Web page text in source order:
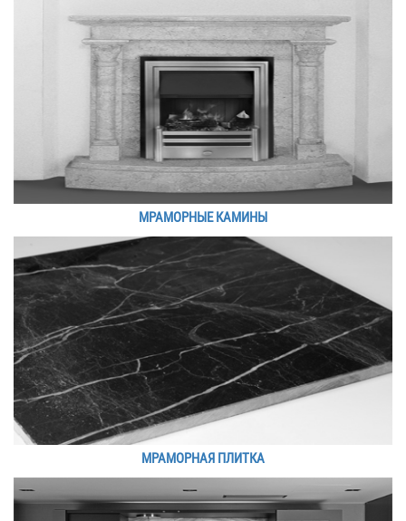
МРАМОРНЫЕ КАМИНЫ
МРАМОРНАЯ ПЛИТКА